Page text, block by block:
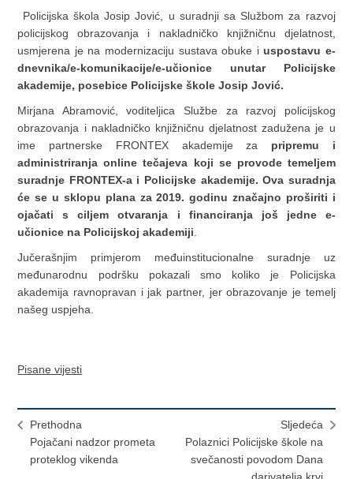
Policijska škola Josip Jović, u suradnji sa Službom za razvoj
policijskog obrazovanja i nakladničko knjižničnu djelatnost,
usmjerena je na modernizaciju sustava obuke iuspostavu e-
dnevnika/e-komunikacije/e-učionice unutar Policijske
akademije, posebice Policijske škole Josip Jović.
Mirjana Abramović, voditeljica Službe za razvoj policijskog
obrazovanja i nakladničko knjižničnu djelatnost zadužena je u
ime partnerske FRONTEX akademije za pripremu i
administriranja online tečajeva koji se provode temeljem
suradnje FRONTEX-a i Policijske akademije. Ova suradnja
će se u sklopu plana za 2019. godinu značajno proširiti i
ojačati s ciljem otvaranja i financiranja još jedne e-
učionice na Policijskoj akademiji.
Jučerašnjim primjerom međuinstitucionalne suradnje uz
međunarodnu podršku pokazali smo koliko je Policijska
akademija ravnopravan i jak partner, jer obrazovanje je temelj
našeg uspjeha.
Pisane vijesti
Prethodna
Pojačani nadzor prometa
proteklog vikenda
Sljedeća
Polaznici Policijske škole na
svečanosti povodom Dana